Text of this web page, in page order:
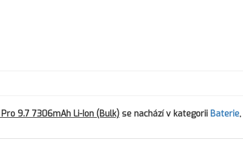
9.7 7306mAh Li-Ion (Bulk) se nachází v kategorii Baterie,